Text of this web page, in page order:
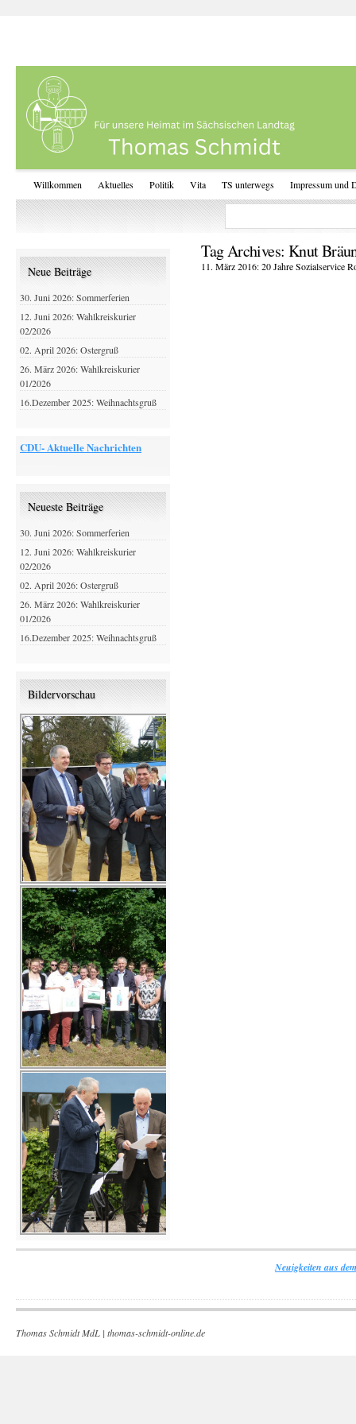
Willkommen Aktuelles Politik Vita TS unterwegs Impressum und
Tag Archives: Knut
11. März 2016: 20 Jahre Sozialservice
Neue Beiträge
30. Juni 2026: Sommerferien
12. Juni 2026: Wahlkreiskurier
02/2026
02. April 2026: Ostergruß
26. März 2026: Wahlkreiskurier
01/2026
16.Dezember 2025: Weihnachtsgruß
CDU- Aktuelle Nachrichten
Neueste Beiträge
30. Juni 2026: Sommerferien
12. Juni 2026: Wahlkreiskurier
02/2026
02. April 2026: Ostergruß
26. März 2026: Wahlkreiskurier
01/2026
16.Dezember 2025: Weihnachtsgruß
Bildervorschau
Neuigkeiten aus
Thomas Schmidt MdL | thomas-schmidt-online.de